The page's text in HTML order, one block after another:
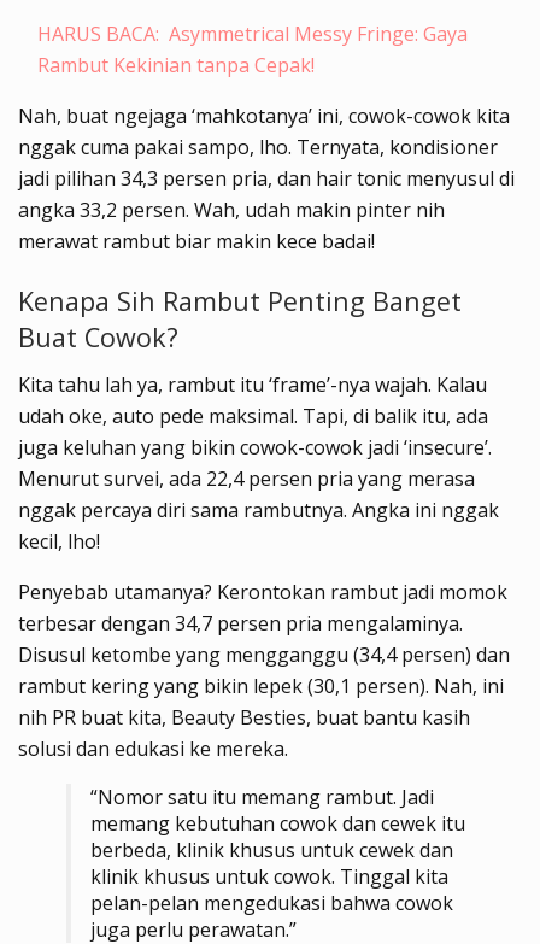
HARUS BACA: Asymmetrical Messy Fringe: Gaya
Rambut Kekinian tanpa Cepak!
Nah, buat ngejaga ‘mahkotanya’ ini, cowok-cowok kita
nggak cuma pakai sampo, lho. Ternyata, kondisioner
jadi pilihan 34,3 persen pria, dan hair tonic menyusul di
angka 33,2 persen. Wah, udah makin pinter nih
merawat rambut biar makin kece badai!
Kenapa Sih Rambut Penting Banget
Buat Cowok?
Kita tahu lah ya, rambut itu ‘frame’-nya wajah. Kalau
udah oke, auto pede maksimal. Tapi, di balik itu, ada
juga keluhan yang bikin cowok-cowok jadi ‘insecure’.
Menurut survei, ada 22,4 persen pria yang merasa
nggak percaya diri sama rambutnya. Angka ini nggak
kecil, lho!
Penyebab utamanya? Kerontokan rambut jadi momok
terbesar dengan 34,7 persen pria mengalaminya.
Disusul ketombe yang mengganggu (34,4 persen) dan
rambut kering yang bikin lepek (30,1 persen). Nah, ini
nih PR buat kita, Beauty Besties, buat bantu kasih
solusi dan edukasi ke mereka.
“Nomor satu itu memang rambut. Jadi
memang kebutuhan cowok dan cewek itu
berbeda, klinik khusus untuk cewek dan
klinik khusus untuk cowok. Tinggal kita
pelan-pelan mengedukasi bahwa cowok
juga perlu perawatan.”